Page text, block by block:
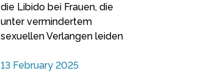
die Libido bei Frauen, die
unter vermindertem
sexuellen Verlangen leiden
13 February 2025